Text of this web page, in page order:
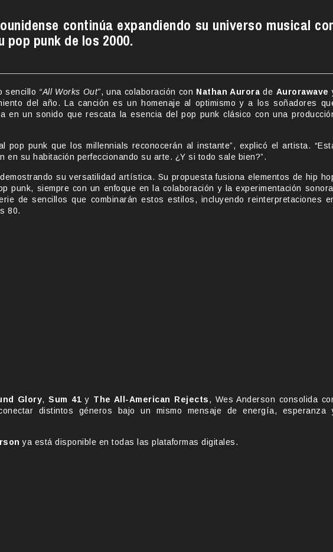
continúa expandiendo su universo musical
punk de los 2000.
sencillo “All Works Out”, una colaboración con Nathan Aurora de Aurorawave
del año. La canción es un homenaje al optimismo y a los soñadores
en un sonido que rescata la esencia del pop punk clásico con una
pop punk que los millennials reconocerán al instante”, explicó el artista.
en su habitación perfeccionando su arte. ¿Y si todo sale bien?”.
su versatilidad artística. Su propuesta fusiona elementos de hip
punk, siempre con un enfoque en la colaboración y la experimentación
de sencillos que combinarán estos estilos, incluyendo reinterpretaciones
80.
Glory,Sum 41 y The All-American Rejects, Wes Anderson consolida
distintos géneros bajo un mismo mensaje de energía, esperanza
ya está disponible en todas las plataformas digitales.